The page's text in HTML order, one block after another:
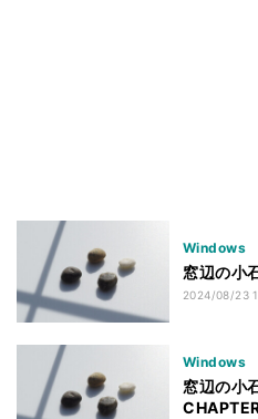
Windows
窓辺の小
2024/08/23
Windows
窓辺の小